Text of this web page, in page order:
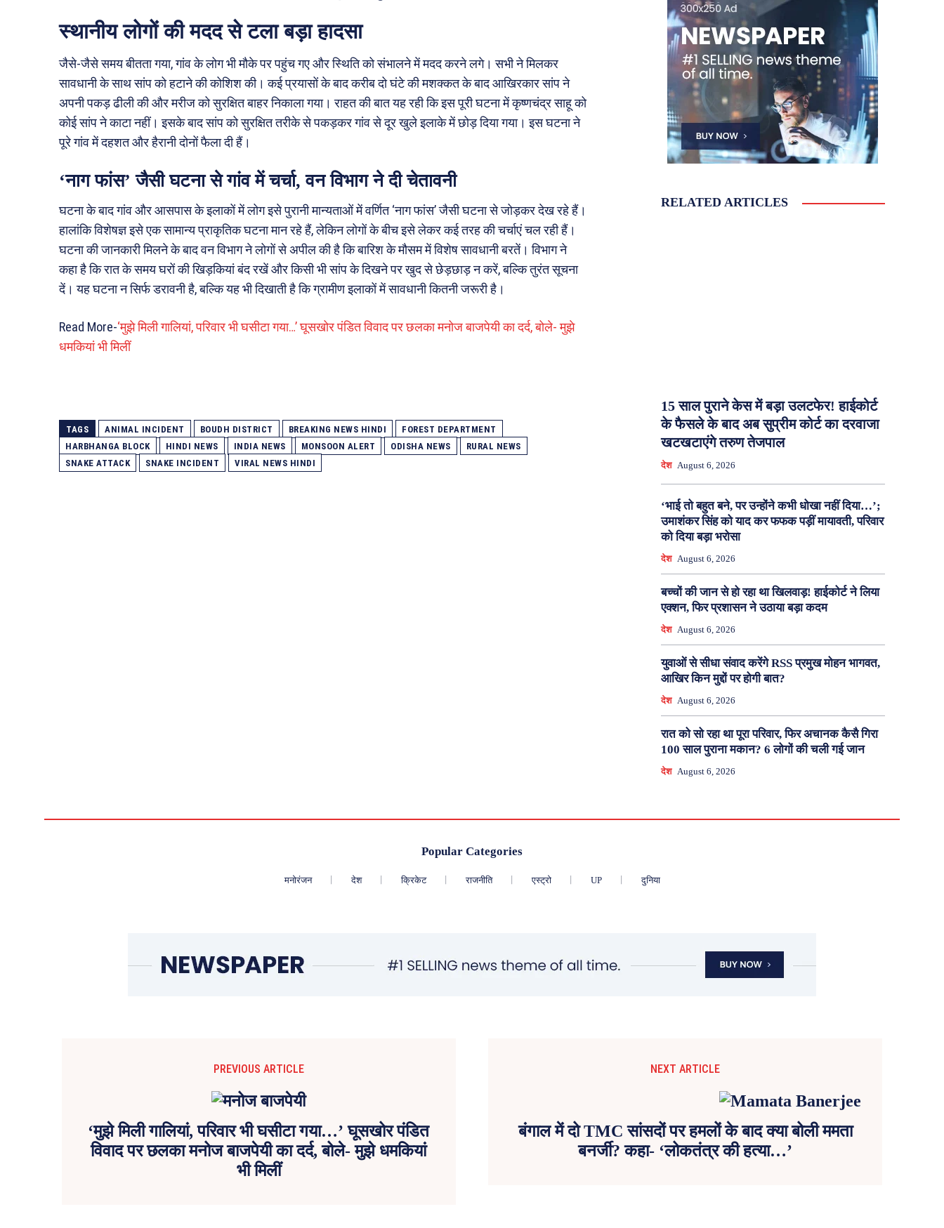
स्थानीय लोगों की मदद से टला बड़ा हादसा
जैसे-जैसे समय बीतता गया, गांव के लोग भी मौके पर पहुंच गए और स्थिति को संभालने में मदद करने लगे। सभी ने मिलकर
सावधानी के साथ सांप को हटाने की कोशिश की। कई प्रयासों के बाद करीब दो घंटे की मशक्कत के बाद आखिरकार सांप ने
अपनी पकड़ ढीली की और मरीज को सुरक्षित बाहर निकाला गया। राहत की बात यह रही कि इस पूरी घटना में कृष्णचंद्र साहू को
कोई सांप ने काटा नहीं। इसके बाद सांप को सुरक्षित तरीके से पकड़कर गांव से दूर खुले इलाके में छोड़ दिया गया। इस घटना ने
पूरे गांव में दहशत और हैरानी दोनों फैला दी हैं।
‘नाग फांस’ जैसी घटना से गांव में चर्चा, वन विभाग ने दी चेतावनी
घटना के बाद गांव और आसपास के इलाकों में लोग इसे पुरानी मान्यताओं में वर्णित ‘नाग फांस’ जैसी घटना से जोड़कर देख रहे हैं।
हालांकि विशेषज्ञ इसे एक सामान्य प्राकृतिक घटना मान रहे हैं, लेकिन लोगों के बीच इसे लेकर कई तरह की चर्चाएं चल रही हैं।
घटना की जानकारी मिलने के बाद वन विभाग ने लोगों से अपील की है कि बारिश के मौसम में विशेष सावधानी बरतें। विभाग ने
कहा है कि रात के समय घरों की खिड़कियां बंद रखें और किसी भी सांप के दिखने पर खुद से छेड़छाड़ न करें, बल्कि तुरंत सूचना
दें। यह घटना न सिर्फ डरावनी है, बल्कि यह भी दिखाती है कि ग्रामीण इलाकों में सावधानी कितनी जरूरी है।
Read More-‘मुझे मिली गालियां, परिवार भी घसीटा गया…’ घूसखोर पंडित विवाद पर छलका मनोज बाजपेयी का दर्द, बोले- मुझे
धमकियां भी मिलीं
TAGS ANIMAL INCIDENT BOUDH DISTRICT BREAKING NEWS HINDI
FOREST DEPARTMENT
HARBHANGA BLOCK
HINDI NEWS INDIA NEWS MONSOON ALERT ODISHA NEWS
RURAL NEWS
SNAKE ATTACK
SNAKE INCIDENT VIRAL NEWS HINDI
RELATED ARTICLES
15 साल पुराने केस में बड़ा उलटफेर! हाईकोर्ट
के फैसले के बाद अब सुप्रीम कोर्ट का दरवाजा
खटखटाएंगे तरुण तेजपाल
देश August 6, 2026
‘भाई तो बहुत बने, पर उन्होंने कभी धोखा नहीं दिया…’;
उमाशंकर सिंह को याद कर फफक पड़ीं मायावती, परिवार
को दिया बड़ा भरोसा
देश August 6, 2026
बच्चों की जान से हो रहा था खिलवाड़! हाईकोर्ट ने लिया
एक्शन, फिर प्रशासन ने उठाया बड़ा कदम
देश August 6, 2026
युवाओं से सीधा संवाद करेंगे RSS प्रमुख मोहन भागवत,
आखिर किन मुद्दों पर होगी बात?
देश August 6, 2026
रात को सो रहा था पूरा परिवार, फिर अचानक कैसै गिरा
100 साल पुराना मकान? 6 लोगों की चली गई जान
देश August 6, 2026
Popular Categories
मनोरंजन देश क्रिकेट राजनीति एस्ट्रो UP दुनिया
PREVIOUS ARTICLE
‘मुझे मिली गालियां, परिवार भी घसीटा गया…’ घूसखोर पंडित
विवाद पर छलका मनोज बाजपेयी का दर्द, बोले- मुझे धमकियां
भी मिलीं
NEXT ARTICLE
बंगाल में दो TMC सांसदों पर हमलों के बाद क्या बोली ममता
बनर्जी? कहा- ‘लोकतंत्र की हत्या…’